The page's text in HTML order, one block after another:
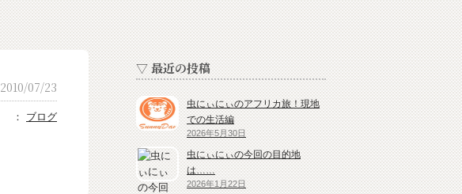
2010/07/23
： ブログ
▽ 最近の投稿
虫にぃにぃのアフリカ旅！現地
での生活編
2026年5月30日
虫にぃにぃの今回の目的地
は……
2026年1月22日